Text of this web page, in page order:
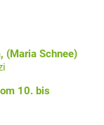
(Maria Schnee)
10. bis